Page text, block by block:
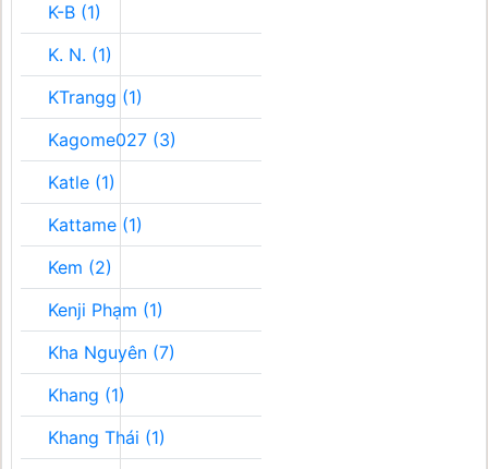
K-B (1)
K. N. (1)
KTrangg (1)
Kagome027 (3)
Katle (1)
Kattame (1)
Kem (2)
Kenji Phạm (1)
Kha Nguyên (7)
Khang (1)
Khang Thái (1)